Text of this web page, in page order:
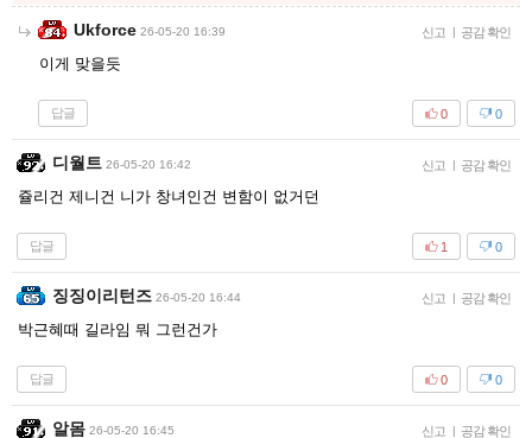
Ukforce 26-05-20 16:39 신고 | 공감 확인
이게 맞을듯
답글 0
0
디월트 26-05-20 16:42 신고 | 공감 확인
쥴리건 제니건 니가 창녀인건 변함이 없거던
답글 0
1
징징이리턴즈 26-05-20 16:44 신고 | 공감 확인
박근혜때 길라임 뭐 그런건가
답글 0
0
알몸 26-05-20 16:45 신고 | 공감 확인